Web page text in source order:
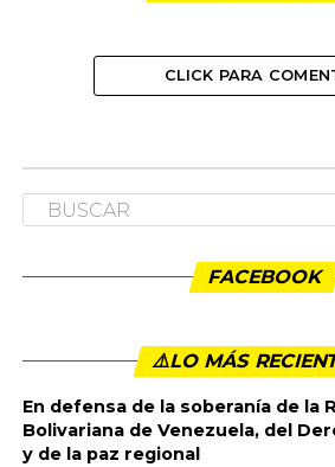
CLICK PARA
FACEBOOK
⚠️LO MÁS
En defensa de la soberanía de la
Bolivariana de Venezuela, del
y de la paz regional